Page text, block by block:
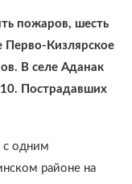
пожаров, шесть
Перво-Кизлярское
В селе Аданак
Пострадавших
с одним
районе на